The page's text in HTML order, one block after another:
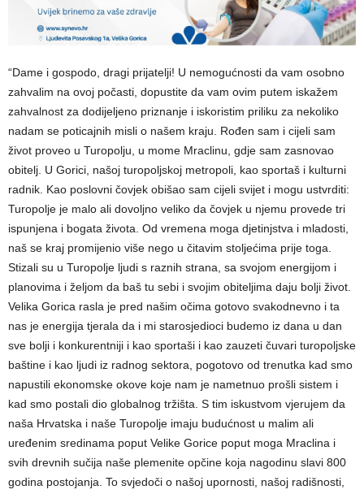
“Dame i gospodo, dragi prijatelji! U nemogućnosti da vam osobno
zahvalim na ovoj počasti, dopustite da vam ovim putem iskažem
zahvalnost za dodijeljeno priznanje i iskoristim priliku za nekoliko
nadam se poticajnih misli o našem kraju. Rođen sam i cijeli sam
život proveo u Turopolju, u mome Mraclinu, gdje sam zasnovao
obitelj. U Gorici, našoj turopoljskoj metropoli, kao sportaš i kulturni
radnik. Kao poslovni čovjek obišao sam cijeli svijet i mogu ustvrditi:
Turopolje je malo ali dovoljno veliko da čovjek u njemu provede tri
ispunjena i bogata života. Od vremena moga djetinjstva i mladosti,
naš se kraj promijenio više nego u čitavim stoljećima prije toga.
Stizali su u Turopolje ljudi s raznih strana, sa svojom energijom i
planovima i željom da baš tu sebi i svojim obiteljima daju bolji život.
Velika Gorica rasla je pred našim očima gotovo svakodnevno i ta
nas je energija tjerala da i mi starosjedioci budemo iz dana u dan
sve bolji i konkurentniji i kao sportaši i kao zauzeti čuvari turopoljske
baštine i kao ljudi iz radnog sektora, pogotovo od trenutka kad smo
napustili ekonomske okove koje nam je nametnuo prošli sistem i
kad smo postali dio globalnog tržišta. S tim iskustvom vjerujem da
naša Hrvatska i naše Turopolje imaju budućnost u malim ali
uređenim sredinama poput Velike Gorice poput moga Mraclina i
svih drevnih sučija naše plemenite opčine koja nagodinu slavi 800
godina postojanja. To svjedoči o našoj upornosti, našoj radišnosti,